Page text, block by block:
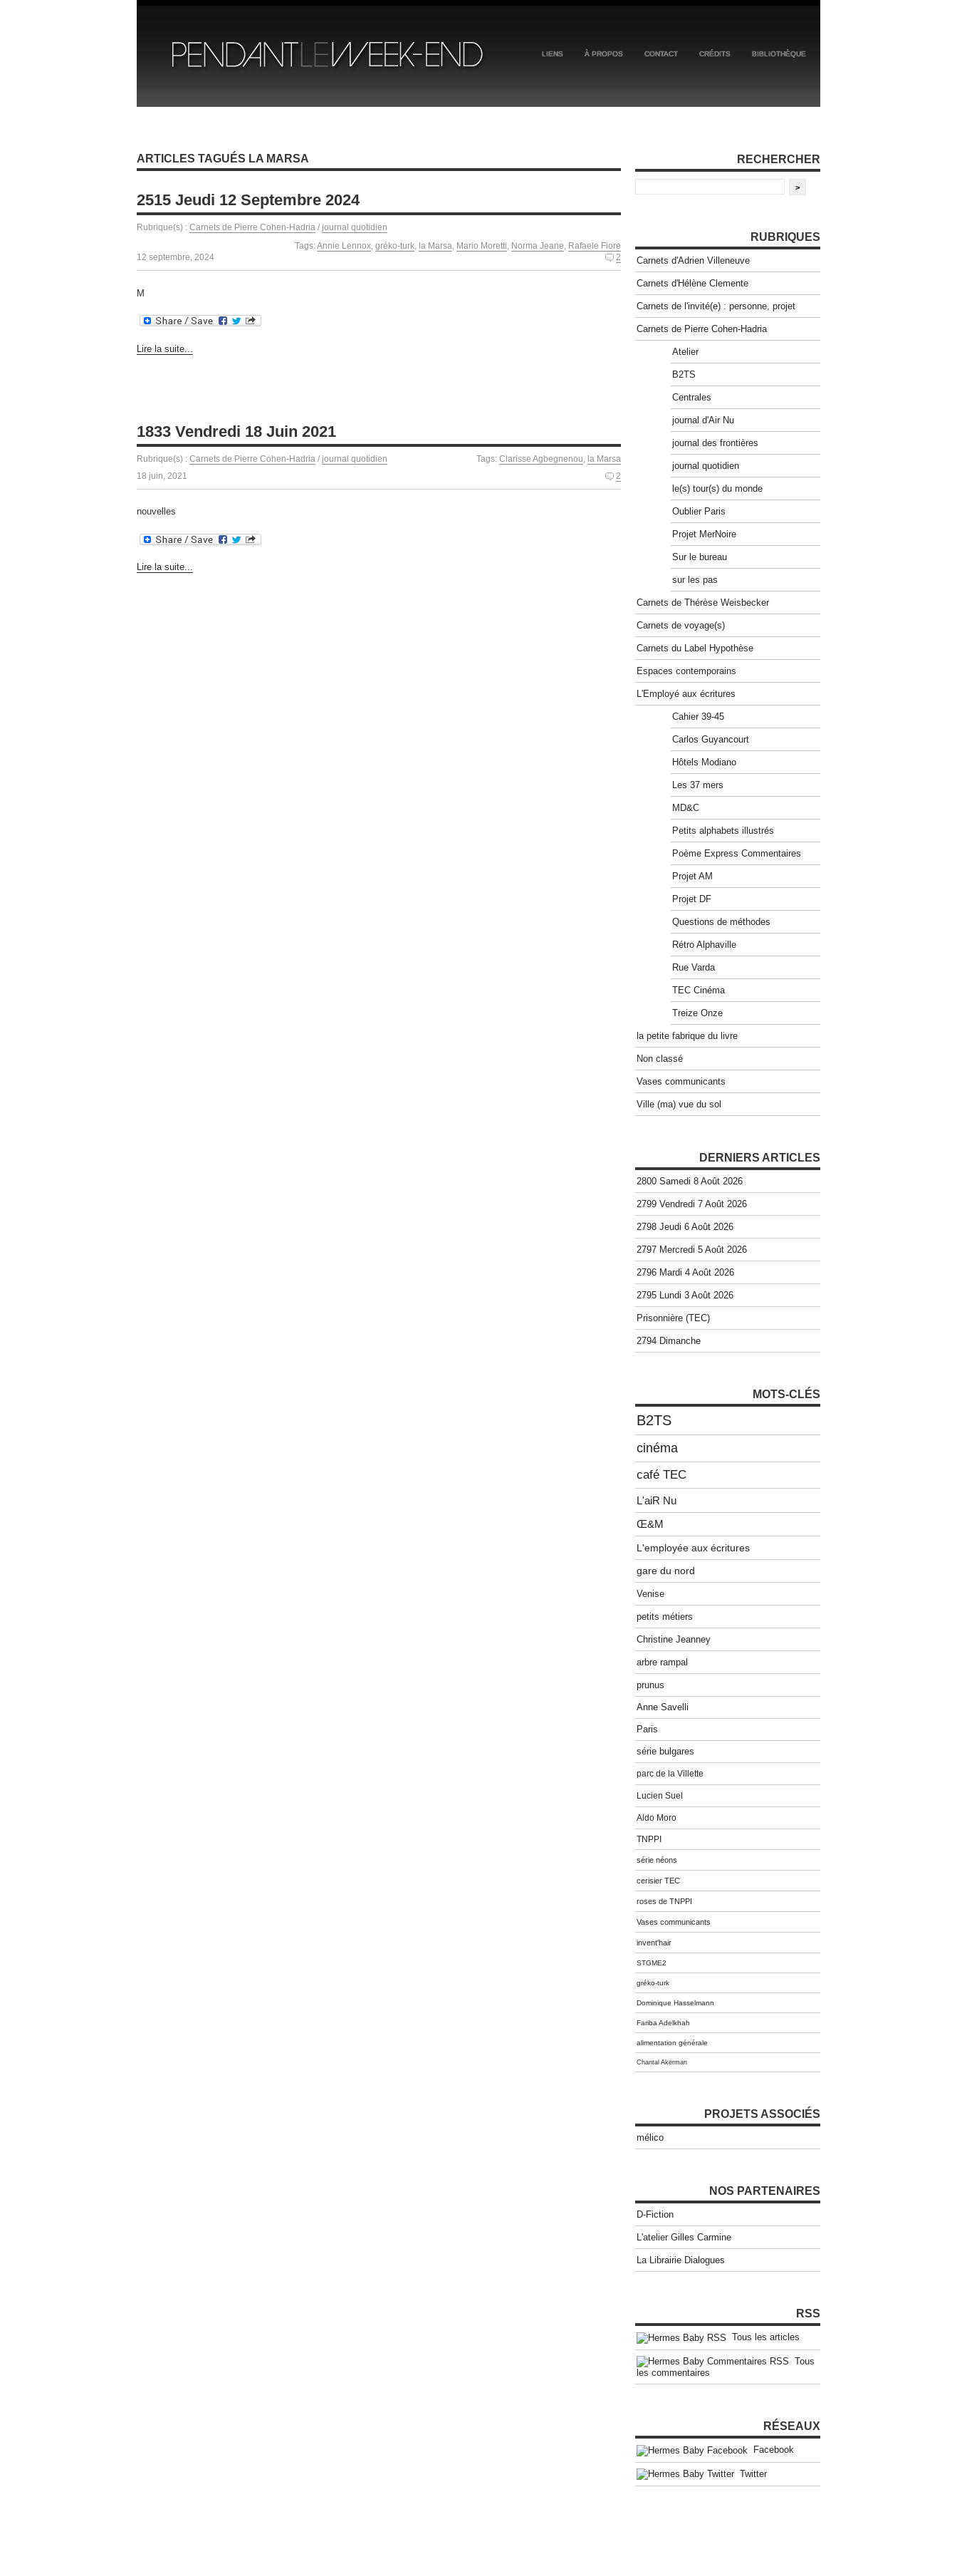
LIENS À PROPOS CONTACT CRÉDITS BIBLIOTHÈQUE
ARTICLES TAGUÉS LA MARSA
2515 Jeudi 12 Septembre 2024
Rubrique(s) : Carnets de Pierre Cohen-Hadria / journal quotidien
Tags:Annie Lennox, gréko-turk, la Marsa, Mario Moretti, Norma Jeane, Rafaele Fiore
12 septembre, 2024
2
M
Lire la suite...
1833 Vendredi 18 Juin 2021
Rubrique(s) : Carnets de Pierre Cohen-Hadria / journal quotidien Tags: Clarisse Agbegnenou la Marsa
18 juin, 2021
2
nouvelles
Lire la suite...
RECHERCHER
RUBRIQUES
Carnets d'Adrien Villeneuve
Carnets d'Hélène Clemente
Carnets de l'invité(e) : personne, projet
Carnets de Pierre Cohen-Hadria
Atelier
B2TS
Centrales
journal d'Air Nu
journal des frontières
journal quotidien
le(s) tour(s) du monde
Oublier Paris
Projet MerNoire
Sur le bureau
sur les pas
Carnets de Thérèse Weisbecker
Carnets de voyage(s)
Carnets du Label Hypothèse
Espaces contemporains
L'Employé aux écritures
Cahier 39-45
Carlos Guyancourt
Hôtels Modiano
Les 37 mers
MD&C
Petits alphabets illustrés
Poème Express Commentaires
Projet AM
Projet DF
Questions de méthodes
Rétro Alphaville
Rue Varda
TEC Cinéma
Treize Onze
la petite fabrique du livre
Non classé
Vases communicants
Ville (ma) vue du sol
DERNIERS ARTICLES
2800 Samedi 8 Août 2026
2799 Vendredi 7 Août 2026
2798 Jeudi 6 Août 2026
2797 Mercredi 5 Août 2026
2796 Mardi 4 Août 2026
2795 Lundi 3 Août 2026
Prisonnière (TEC)
2794 Dimanche
MOTS-CLÉS
B2TS
cinéma
café TEC
L'aiR Nu
Œ&M
L'employée aux écritures
gare du nord
Venise
petits métiers
Christine Jeanney
arbre rampal
prunus
Anne Savelli
Paris
série bulgares
parc de la Villette
Lucien Suel
Aldo Moro
TNPPI
série néons
cerisier TEC
roses de TNPPI
Vases communicants
invent'hair
STGME2
gréko-turk
Dominique Hasselmann
Fariba Adelkhah
alimentation générale
Chantal Akerman
PROJETS ASSOCIÉS
mélico
NOS PARTENAIRES
D-Fiction
L'atelier Gilles Carmine
La Librairie Dialogues
RSS
Tous les articles
Tous
les commentaires
RÉSEAUX
Facebook
Twitter